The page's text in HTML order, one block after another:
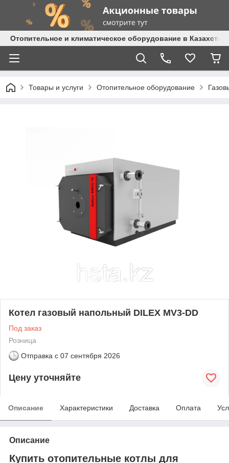
Отопительное и климатическое оборудование в
Товары и услуги Отопительное оборудование
Котел газовый напольный DILEX MV3-DD
Под заказ
Розница
Отправка с 07 сентября 2026
Цену уточняйте
Описание Характеристики Доставка Оплата
Описание
Купить отопительные котлы для